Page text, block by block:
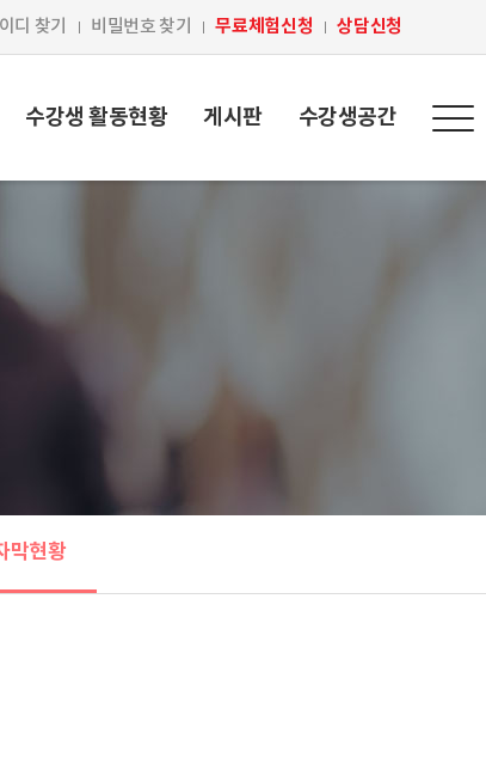
디 찾기 비밀번호 찾기 무료체험신청 상담신청
수강생 활동현황 게시판 수강생공간
막현황